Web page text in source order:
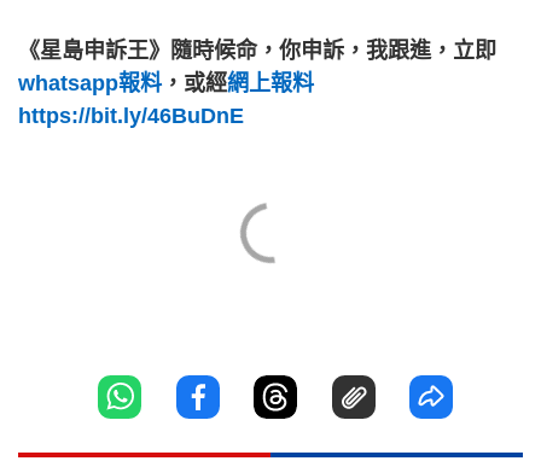
《星島申訴王》隨時候命，你申訴，我跟進，立即
whatsapp報料，或經網上報料
https://bit.ly/46BuDnE